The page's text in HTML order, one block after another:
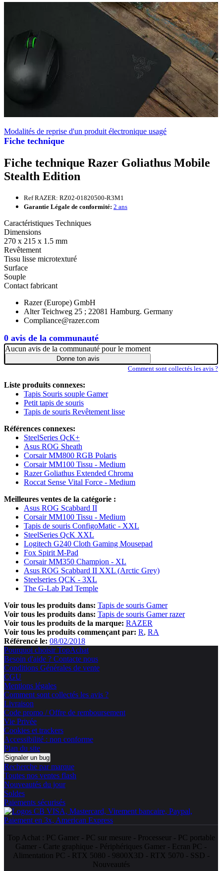
Fiche technique
0 avis de la communauté
Modalités de reprise d'un produit électronique usagé
Fiche technique Razer Goliathus Mobile
Stealth Edition
Ref RAZER: RZ02-01820500-R3M1
Garantie Légale de conformité: 2 ans
Caractéristiques Techniques
Dimensions
270 x 215 x 1.5 mm
Revêtement
Tissu lisse microtexturé
Surface
Souple
Contact fabricant
Razer (Europe) GmbH
Alter Teichweg 25 ; 22081 Hamburg. Germany
Compliance@razer.com
Aucun avis de la communauté pour le moment
Donne ton avis
Comment sont collectés les avis ?
Liste produits connexes:
Tapis Souris souple Gamer
Petit tapis de souris
Tapis de souris Revêtement lisse
Références connexes:
SteelSeries QcK+
Asus ROG Sheath
Corsair MM800 RGB Polaris
Corsair MM100 Tissu - Medium
Razer Goliathus Extended Chroma
Roccat Sense Vital Force - Medium
Meilleures ventes de la catégorie :
Asus ROG Scabbard II
Corsair MM100 Tissu - Medium
Tapis de souris ConfigoMatic - XXL
SteelSeries QcK XXL
Logitech G240 Cloth Gaming Mousepad
Fox Spirit M-Pad
Corsair MM350 Champion - XL
Asus ROG Scabbard II XXL (Arctic Grey)
Steelseries QCK - 3XL
The G-Lab Pad Temple
Voir tous les produits dans: Tapis de souris Gamer
Voir tous les produits dans: Tapis de souris Gamer razer
Voir tous les produits de la marque: RAZER
Voir tous les produits commençant par: R RA
Référencé le: 08/02/2018
Pourquoi choisir TopAchat
Besoin d'aide ? Contacte nous
Conditions Générales de vente
CGU
Mentions légales
Comment sont collectés les avis ?
Livraison
Code promo / Offre de remboursement
Vie Privée
Cookies et trackers
Accessibilité : non conforme
Plan du site
Signaler un bug
Recherche par marque
Toutes nos ventes flash
Nouveautés du jour
Soldes
Paiements sécurisés
Top Achat : PC Gamer- PC sur mesure - Processeur- PC portable
Gamer - Carte graphique - Périphériques Gamer - Ecran PC -
Alimentation PC - RTX 5080 - 9800X3D - RTX 5070 - SSD -
Nouveautés